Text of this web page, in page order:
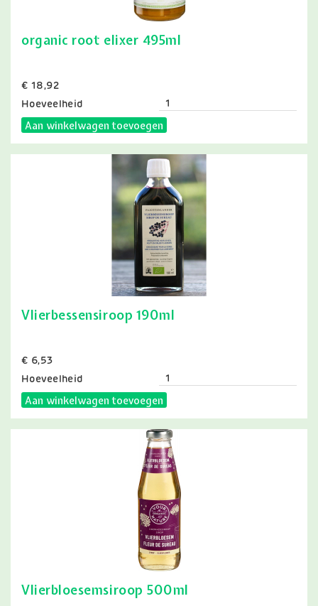
organic root elixer 495ml
Prijs
€ 18,92
Hoeveelheid
Aan winkelwagen toevoegen
Vlierbessensiroop 190ml
Prijs
€ 6,53
Hoeveelheid
Aan winkelwagen toevoegen
Vlierbloesemsiroop 500ml